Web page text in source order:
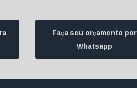
Faça seu orçamento por
Whatsapp